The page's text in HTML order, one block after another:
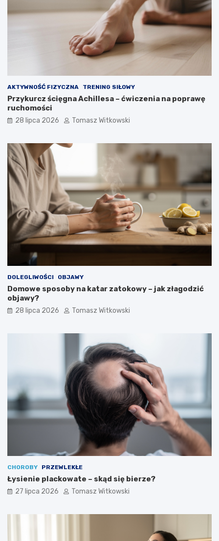
AKTYWNOŚĆ FIZYCZNA TRENING SIŁOWY
Przykurcz ścięgna Achillesa – ćwiczenia na poprawę
ruchomości
28 lipca 2026 Tomasz Witkowski
DOLEGLIWOŚCI OBJAWY
Domowe sposoby na katar zatokowy – jak złagodzić
objawy?
28 lipca 2026 Tomasz Witkowski
CHOROBY PRZEWLEKŁE
Łysienie plackowate – skąd się bierze?
27 lipca 2026 Tomasz Witkowski